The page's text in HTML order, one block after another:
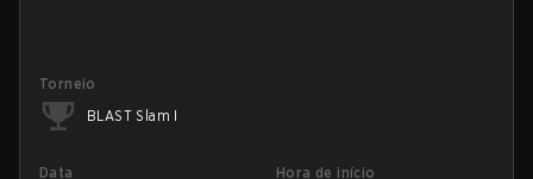
Torneio
BLAST Slam I
Data
Hora de início